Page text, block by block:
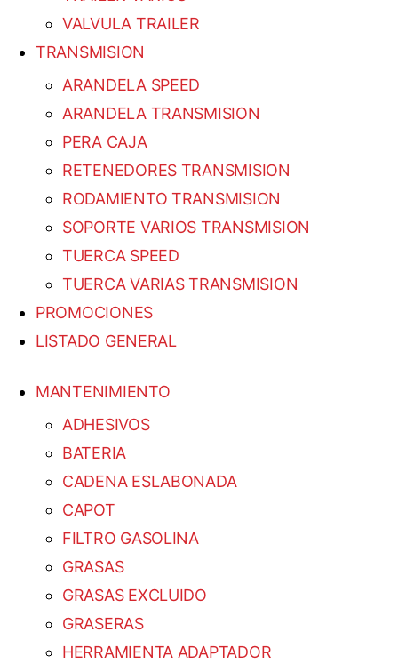
VALVULA TRAILER
TRANSMISION
ARANDELA SPEED
ARANDELA TRANSMISION
PERA CAJA
RETENEDORES TRANSMISION
RODAMIENTO TRANSMISION
SOPORTE VARIOS TRANSMISION
TUERCA SPEED
TUERCA VARIAS TRANSMISION
PROMOCIONES
LISTADO GENERAL
MANTENIMIENTO
ADHESIVOS
BATERIA
CADENA ESLABONADA
CAPOT
FILTRO GASOLINA
GRASAS
GRASAS EXCLUIDO
GRASERAS
HERRAMIENTA ADAPTADOR